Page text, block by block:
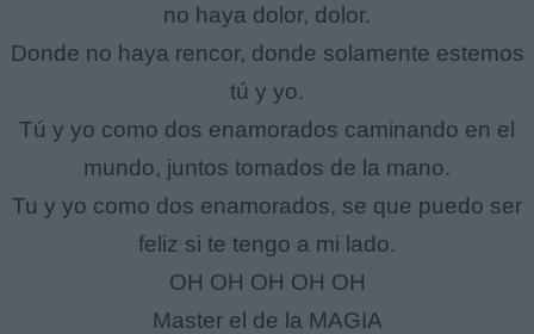
no haya dolor, dolor.
Donde no haya rencor, donde solamente estemos
tú y yo.
Tú y yo como dos enamorados caminando en el
mundo, juntos tomados de la mano.
Tu y yo como dos enamorados, se que puedo ser
feliz si te tengo a mi lado.
OH OH OH OH OH
Master el de la MAGIA